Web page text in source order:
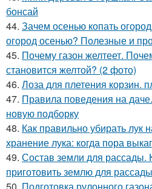
бонсай
44. Зачем осенью копать
огород осенью? Полезные и
45. Почему газон желтеет.
становится желтой? (2 фото)
46. Лоза для плетения корзин.
47. Правила поведения на
новую подборку
48. Как правильно убирать лук
хранение лука: когда пора
49. Состав земли для рассады.
приготовить землю для рассады
50. Подготовка рулонного